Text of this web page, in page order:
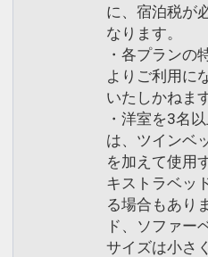
に、宿泊税が
なります。
・各プランの
よりご利用に
いたしかねます
・洋室を3名
は、ツインベ
を加えて使用
キストラベッ
る場合もあり
ド、ソファー
サイズは小さ